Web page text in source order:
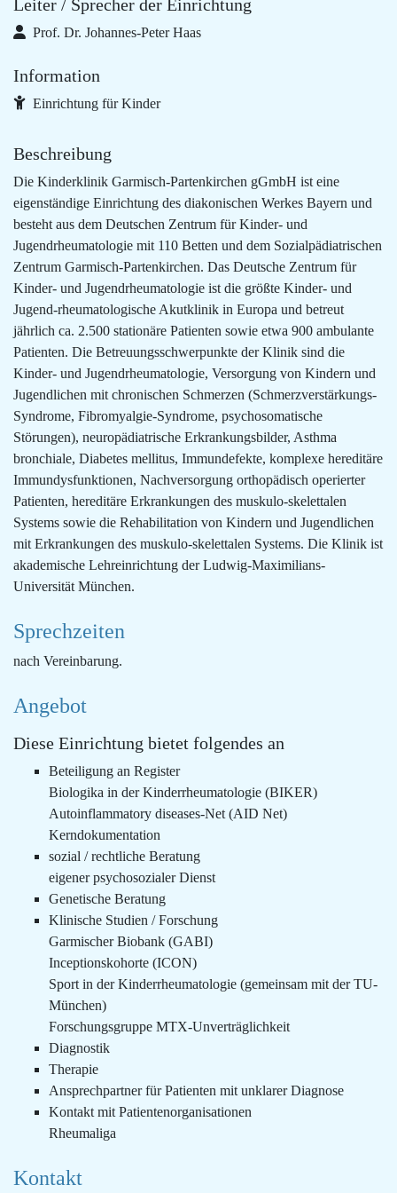
Leiter / Sprecher der Einrichtung
Prof. Dr. Johannes-Peter Haas
Information
Einrichtung für Kinder
Beschreibung
Die Kinderklinik Garmisch-Partenkirchen gGmbH ist eine
eigenständige Einrichtung des diakonischen Werkes Bayern und
besteht aus dem Deutschen Zentrum für Kinder- und
Jugendrheumatologie mit 110 Betten und dem Sozialpädiatrischen
Zentrum Garmisch-Partenkirchen. Das Deutsche Zentrum für
Kinder- und Jugendrheumatologie ist die größte Kinder- und
Jugend-rheumatologische Akutklinik in Europa und betreut
jährlich ca. 2.500 stationäre Patienten sowie etwa 900 ambulante
Patienten. Die Betreuungsschwerpunkte der Klinik sind die
Kinder- und Jugendrheumatologie, Versorgung von Kindern und
Jugendlichen mit chronischen Schmerzen (Schmerzverstärkungs-
Syndrome, Fibromyalgie-Syndrome, psychosomatische
Störungen), neuropädiatrische Erkrankungsbilder, Asthma
bronchiale, Diabetes mellitus, Immundefekte, komplexe hereditäre
Immundysfunktionen, Nachversorgung orthopädisch operierter
Patienten, hereditäre Erkrankungen des muskulo-skelettalen
Systems sowie die Rehabilitation von Kindern und Jugendlichen
mit Erkrankungen des muskulo-skelettalen Systems. Die Klinik ist
akademische Lehreinrichtung der Ludwig-Maximilians-
Universität München.
Sprechzeiten
nach Vereinbarung.
Angebot
Diese Einrichtung bietet folgendes an
Beteiligung an Register
Biologika in der Kinderrheumatologie (BIKER)
Autoinflammatory diseases-Net (AID Net)
Kerndokumentation
sozial / rechtliche Beratung
eigener psychosozialer Dienst
Genetische Beratung
Klinische Studien / Forschung
Garmischer Biobank (GABI)
Inceptionskohorte (ICON)
Sport in der Kinderrheumatologie (gemeinsam mit der TU-
München)
Forschungsgruppe MTX-Unverträglichkeit
Diagnostik
Therapie
Ansprechpartner für Patienten mit unklarer Diagnose
Kontakt mit Patientenorganisationen
Rheumaliga
Kontakt